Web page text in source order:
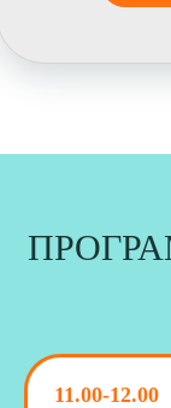
11.00-12.00